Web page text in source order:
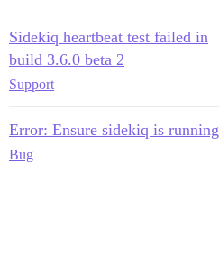
Sidekiq heartbeat test failed in
build 3.6.0 beta 2
Support
Error: Ensure sidekiq is running
Bug